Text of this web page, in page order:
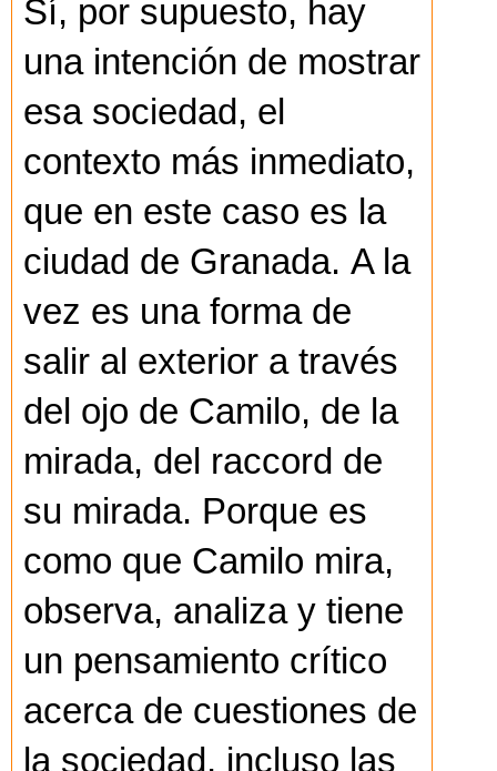
Sí, por supuesto, hay
una intención de mostrar
esa sociedad, el
contexto más inmediato,
que en este caso es la
ciudad de Granada. A la
vez es una forma de
salir al exterior a través
del ojo de Camilo, de la
mirada, del raccord de
su mirada. Porque es
como que Camilo mira,
observa, analiza y tiene
un pensamiento crítico
acerca de cuestiones de
la sociedad, incluso las